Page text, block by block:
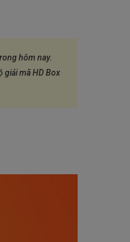
hôm nay.
giải mã HD Box